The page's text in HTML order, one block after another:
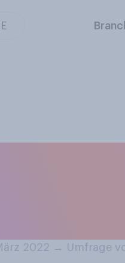
2022 → Umfrage